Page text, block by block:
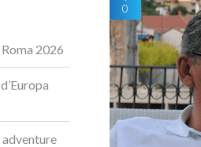
0
2026